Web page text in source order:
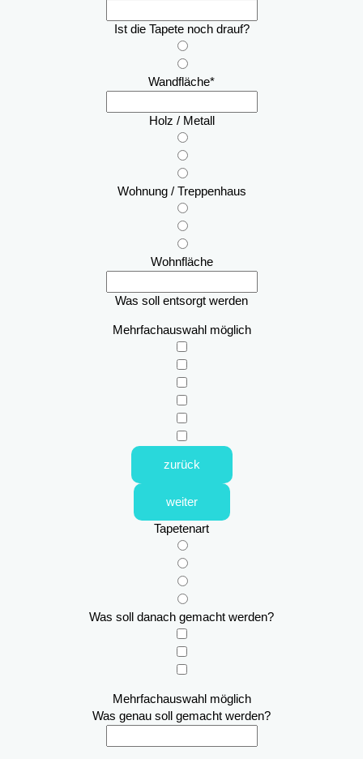
Ist die Tapete noch drauf?
Wandfläche*
Holz / Metall
Wohnung / Treppenhaus
Wohnfläche
Was soll entsorgt werden
Mehrfachauswahl möglich
zurück
weiter
Tapetenart
Was soll danach gemacht werden?
Mehrfachauswahl möglich
Was genau soll gemacht werden?